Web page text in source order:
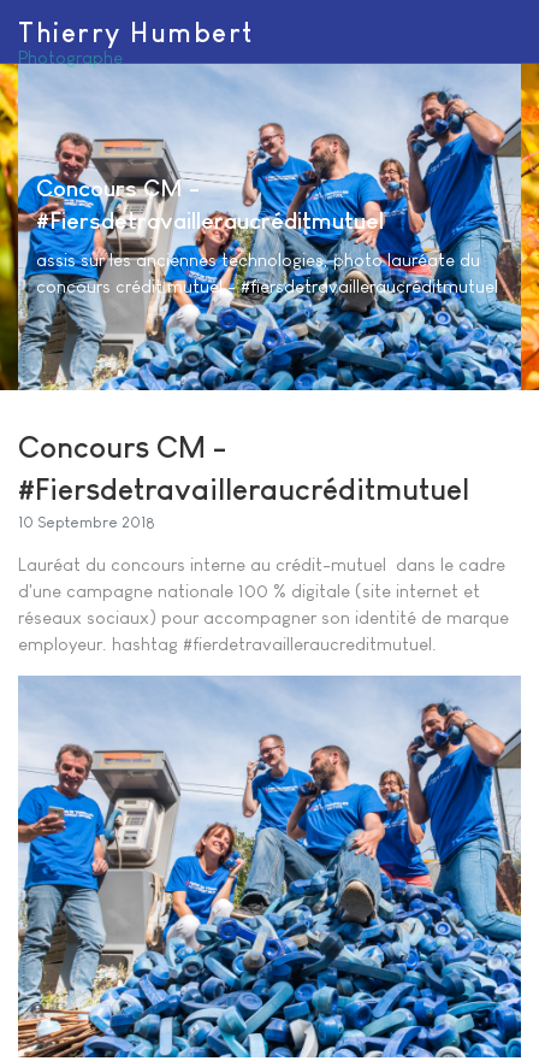
Thierry Humbert
Photographe
Concours CM -
#Fiersdetravailleraucréditmutuel
assis sur les anciennes technologies, photo lauréate du
concours crédit mutuel - #fiersdetravailleraucréditmutuel
Concours CM -
#Fiersdetravailleraucréditmutuel
10 Septembre 2018
Lauréat du concours interne au crédit-mutuel dans le cadre
d'une campagne nationale 100 % digitale (site internet et
réseaux sociaux) pour accompagner son identité de marque
employeur. hashtag #fierdetravailleraucreditmutuel.